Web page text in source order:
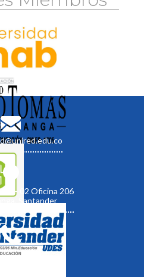
35 - 02 Oficina 206
Santander